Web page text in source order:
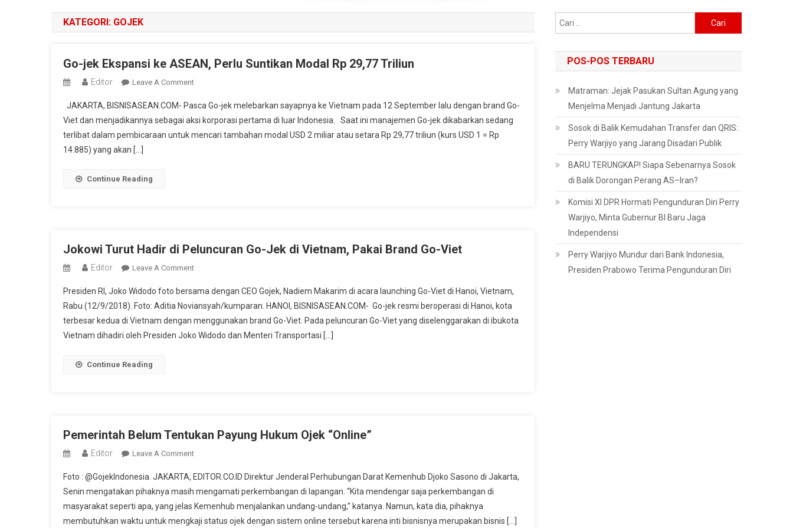
KATEGORI: GOJEK
Go-jek Ekspansi ke ASEAN, Perlu Suntikan Modal Rp 29,77 Triliun
Editor Leave A CommentOn
Jek
Ekspansi
Ke
JAKARTA, BISNISASEAN.COM- Pasca Go-jek melebarkan sayapnya ke Vietnam pada 12 September lalu dengan brand Go-
Viet dan menjadikannya sebagai aksi korporasi pertama di luar Indonesia. Saat ini manajemen Go-jek dikabarkan sedang
terlibat dalam pembicaraan untuk mencari tambahan modal USD 2 miliar atau setara Rp 29,77 triliun (kurs USD 1 = Rp
14.885) yang akan […]
Continue Reading
Jokowi Turut Hadir di Peluncuran Go-Jek di Vietnam, Pakai Brand Go-Viet
Editor Leave A CommentOn
Turut
Hadir
Di
Peluncuran
Go-
Presiden RI, Joko Widodo foto bersama dengan CEO Gojek, Nadiem Makarim di acara launching Go-Viet di Hanoi, Vietnam,
Rabu (12/9/2018). Foto: Aditia Noviansyah/kumparan. HANOI, BISNISASEAN.COM- Go-jek resmi beroperasi di Hanoi, kota
terbesar kedua di Vietnam dengan menggunakan brand Go-Viet. Pada peluncuran Go-Viet yang diselenggarakan di ibukota
Vietnam dihadiri oleh Presiden Joko Widodo dan Menteri Transportasi […]
Continue Reading
Pemerintah Belum Tentukan Payung Hukum Ojek “Online”
Editor Leave A CommentOn
Belum
Tentukan
Payung
Hukum
Foto : @GojekIndonesia. JAKARTA, EDITOR.CO.ID Direktur Jenderal Perhubungan Darat Kemenhub Djoko Sasono di Jakarta,
Senin mengatakan pihaknya masih mengamati perkembangan di lapangan. “Kita mendengar saja perkembangan di
masyarakat seperti apa, yang jelas Kemenhub menjalankan undang-undang,” katanya. Namun, kata dia, pihaknya
membutuhkan waktu untuk mengkaji status ojek dengan sistem online tersebut karena inti bisnisnya merupakan bisnis […]
untuk:
POS-POS TERBARU
Matraman: Jejak Pasukan Sultan Agung yang
Menjelma Menjadi Jantung Jakarta
Sosok di Balik Kemudahan Transfer dan QRIS:
Perry Warjiyo yang Jarang Disadari Publik
BARU TERUNGKAP! Siapa Sebenarnya Sosok
di Balik Dorongan Perang AS–Iran?
Komisi XI DPR Hormati Pengunduran Diri Perry
Warjiyo, Minta Gubernur BI Baru Jaga
Independensi
Perry Warjiyo Mundur dari Bank Indonesia,
Presiden Prabowo Terima Pengunduran Diri